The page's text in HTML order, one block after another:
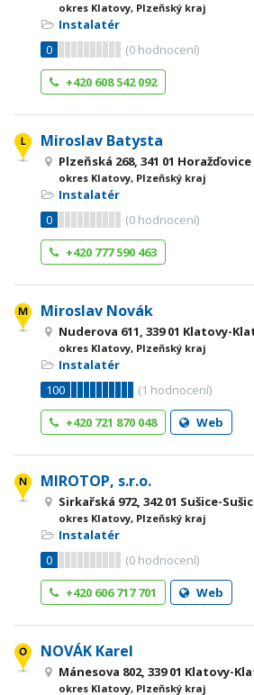
okres Klatovy, Plzeňský kraj
Instalatér
0
(0 hodnocení)
+420 608 542 092
Miroslav Batysta
Plzeňská 268, 341 01 Horažďovice
okres Klatovy, Plzeňský kraj
Instalatér
0
(0 hodnocení)
+420 777 590 463
Miroslav Novák
Nuderova 611, 339 01 Klatovy-
okres Klatovy, Plzeňský kraj
Instalatér
100
(1 hodnocení)
+420 721 870 048
Web
MIROTOP, s.r.o.
Sirkařská 972, 342 01 Sušice-
okres Klatovy, Plzeňský kraj
Instalatér
0
(0 hodnocení)
+420 606 717 701
Web
NOVÁK Karel
Mánesova 802, 339 01 Klatovy-
okres Klatovy, Plzeňský kraj